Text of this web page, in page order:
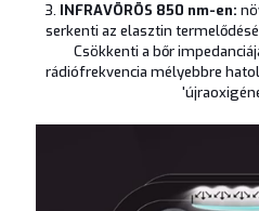
3. INFRAVÖRÖS 850 nm-en:
serkenti az elasztin
Csökkenti a bőr
rádiófrekvencia mélyebbre